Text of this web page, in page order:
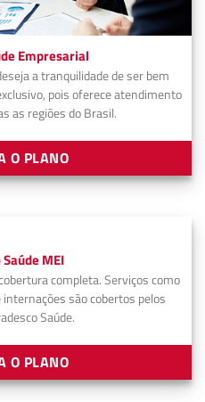
Empresarial
a tranquilidade de ser bem
pois oferece atendimento
as regiões do Brasil.
O PLANO
MEI
completa. Serviços como
são cobertos pelos
Saúde.
O PLANO